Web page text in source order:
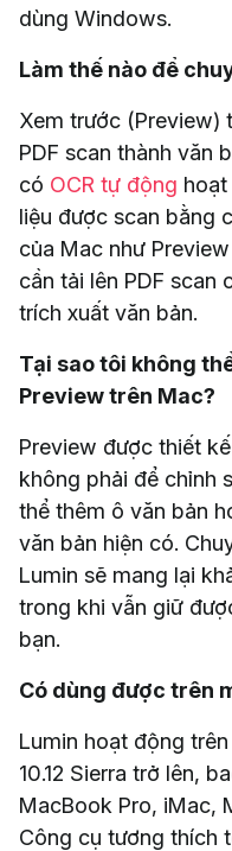
dùng Windows.
Làm thế nào để
Xem trước (Preview)
PDF scan thành văn
có OCR tự động
liệu được scan bằng
của Mac như
cần tải lên PDF scan
trích xuất văn bản.
Tại sao tôi không
Preview trên Mac?
Preview được thiết
không phải để chỉnh
thể thêm ô văn bản
văn bản hiện có.
Lumin sẽ mang lại
trong khi vẫn giữ
bạn.
Có dùng được trên
Lumin hoạt động
10.12 Sierra trở lên,
MacBook Pro, iMac,
Công cụ tương thích